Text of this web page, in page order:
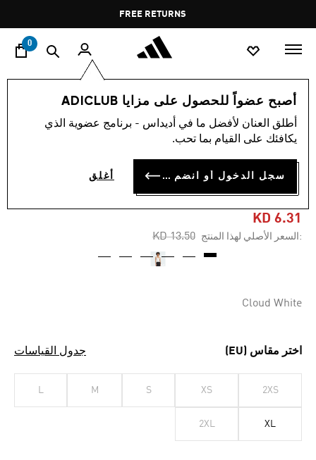
Pause
promotion
rotation
FREE RETURNS
0
أصبح عضواً للحصول على مزايا ADICLUB
أطلق العنان لأفضل ما في أديداس - برنامج عضوية الذي
يكافئك على القيام بما تحب.
سجل الدخول أو انضم الآن أغلق
النساء ملابس
-50%
تيشيرت بدون أكمام فاخر
ESSENTIALS
KD 6.31
:السعر الأصلي لهذا المنتج Price reduced from
KD 13.50
to
Cloud White
اختر مقاس (EU) جدول القياسات
2XS
XS
S
M
L
XL
2XL